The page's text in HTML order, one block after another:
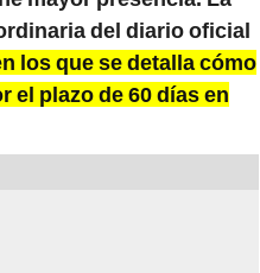
del diario oficial
los que se detalla cómo
el plazo de 60 días en